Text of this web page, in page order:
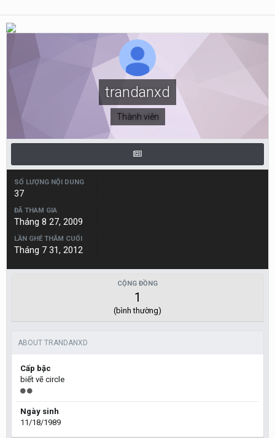
trandanxd
Thành viên
SỐ LƯỢNG NỘI DUNG
37
ĐÃ THAM GIA
Tháng 8 27, 2009
LẦN GHÉ THĂM CUỐI
Tháng 7 31, 2012
CỘNG ĐỒNG
1
(bình thường)
ABOUT TRANDANXD
Cấp bậc
biết vẽ circle
Ngày sinh
11/18/1989